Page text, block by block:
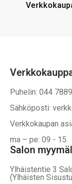
Puhelin: 044
Sähköposti:
Verkkokaupan
ma – pe: 09 - 15
Salon
Ylhäistentie 3
(Ylhäisten